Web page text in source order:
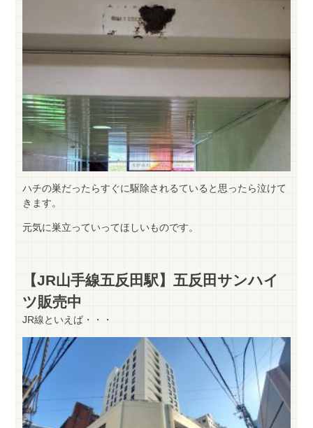
ハチの巣だったらすぐに駆除されるていると思ったら泣けて
きます。
元気に巣立っていってほしいものです。
【JR山手線五反田駅】五反田サンハイ
ツ販売中
JR線といえば・・・